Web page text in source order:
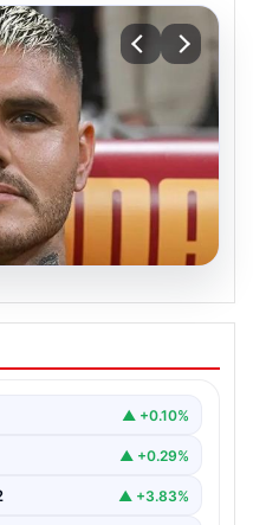
Medya
Yükseltti
belirsizlikler nedeniyle
▲ +0.10%
▲ +0.29%
▲ +3.83%